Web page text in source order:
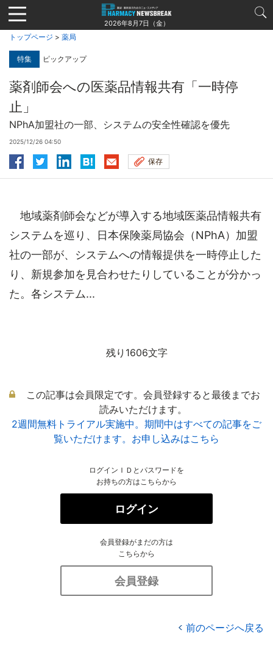
Jump
to
navigation
2026年8月7日（金）
トップページ > 薬局
特集 ピックアップ
薬剤師会への医薬品情報共有「一時停
止」
NPhA加盟社の一部、システムの安全性確認を優先
2025/12/26 04:50
保存
地域薬剤師会などが導入する地域医薬品情報共有
システムを巡り、日本保険薬局協会（NPhA）加盟
社の一部が、システムへの情報提供を一時停止した
り、新規参加を見合わせたりしていることが分かっ
た。各システム...
残り1606文字
この記事は会員限定です。会員登録すると最後までお
読みいただけます。
2週間無料トライアル実施中。期間中はすべての記事をご
覧いただけます。お申し込みはこちら
ログインＩＤとパスワードを
お持ちの方はこちらから
ログイン
会員登録がまだの方は
こちらから
会員登録
前のページへ戻る